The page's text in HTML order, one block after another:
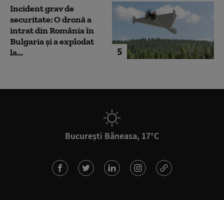
5
Incident grav de
securitate: O dronă a
intrat din România în
Bulgaria şi a explodat
la...
București Băneasa, 17°C